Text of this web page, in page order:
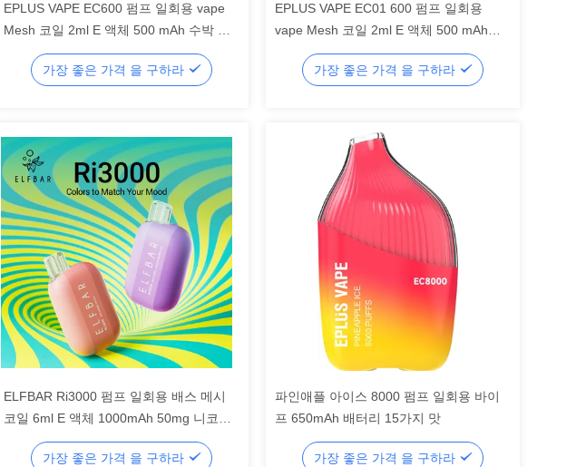
EPLUS VAPE EC600 펌프 일회용 vape
Mesh 코일 2ml E 액체 500 mAh 수박 얼
가장 좋은 가격 을 구하라
EPLUS VAPE EC01 600 펌프 일회용
vape Mesh 코일 2ml E 액체 500 mAh
Fizzy Cherry
가장 좋은 가격 을 구하라
ELFBAR Ri3000 펌프 일회용 배스 메시
코일 6ml E 액체 1000mAh 50mg 니코틴
딸기 바나나
가장 좋은 가격 을 구하라
파인애플 아이스 8000 펌프 일회용 바이
프 650mAh 배터리 15가지 맛
가장 좋은 가격 을 구하라